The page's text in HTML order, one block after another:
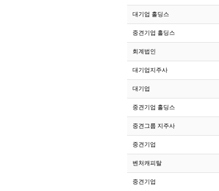
366
대기업 홀딩스
365
중견기업 홀딩스
364
회계법인
363
대기업지주사
362
대기업
361
중견기업 홀딩스
360
중견그룹 지주사
359
중견기업
358
벤처캐피탈
357
중견기업